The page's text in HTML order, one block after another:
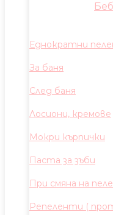
Еднократни
За баня
След баня
Лосиони, кремове
Мокри кърпички
Паста за зъби
При смяна на
Репеленти (